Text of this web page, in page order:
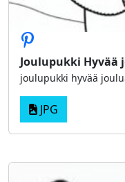
Joulupukki Hyvää
joulupukki hyvää
JPG